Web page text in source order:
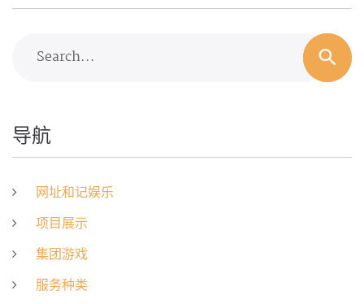
Search...
导航
网址和记娱乐
项目展示
集团游戏
服务种类